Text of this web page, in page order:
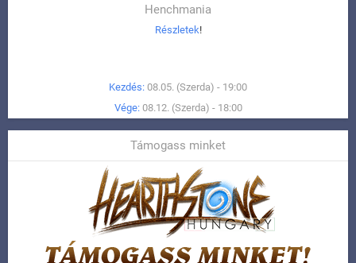
Henchmania
Részletek!
Kezdés: 08.05. (Szerda) - 19:00
Vége: 08.12. (Szerda) - 18:00
Támogass minket